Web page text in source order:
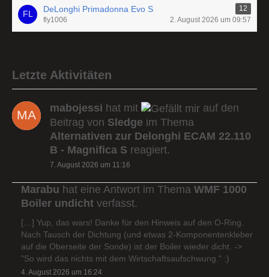
DeLonghi Primadonna Evo S
12
fly1006
2. August 2026 um 09:57
Letzte Aktivitäten
mabojessi hat mit
auf den
Beitrag von Sledge im Thema
Alternativen zur Delonghi ECAM 22.110
B - Magnifica S reagiert.
7. August 2026 um 11:16
Marabu hat eine Antwort im Thema WMF 1000
Boiler undicht verfasst.
[…] Yup, das wars! Danke für den Hinweis auf den O-Ring.
Nach Tausch der Dichtung (und etwas 2-Komponentenkleber
auf die Oberseite der Sonde) ist der Boiler wieder dicht. ->
"So wird das nichts mit dem Wirtschaftsaufschwung." :)
4. August 2026 um 16:24